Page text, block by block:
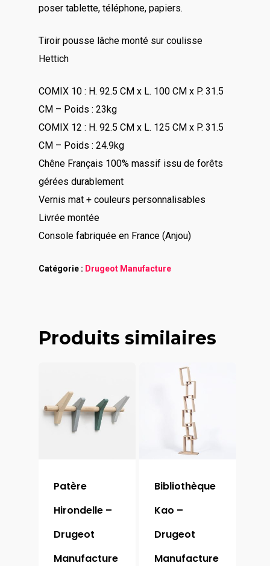
poser tablette, téléphone, papiers.
Tiroir pousse lâche monté sur coulisse
Hettich
COMIX 10 : H. 92.5 CM x L. 100 CM x P. 31.5
CM – Poids : 23kg
COMIX 12 : H. 92.5 CM x L. 125 CM x P. 31.5
CM – Poids : 24.9kg
Chêne Français 100% massif issu de forêts
gérées durablement
Vernis mat + couleurs personnalisables
Livrée montée
Console fabriquée en France (Anjou)
Catégorie : Drugeot Manufacture
Produits similaires
Patère
Hirondelle –
Drugeot
Manufacture
Bibliothèque
Kao –
Drugeot
Manufacture